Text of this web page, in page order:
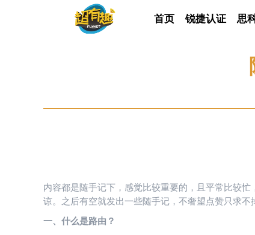
首页 锐捷认证 思
内容都是随手记下，感觉比较重要的，且平常比较
谅。之后有空就发出一些随手记，不奢望点赞只求不
一、什么是路由？
首页 锐捷认证 思